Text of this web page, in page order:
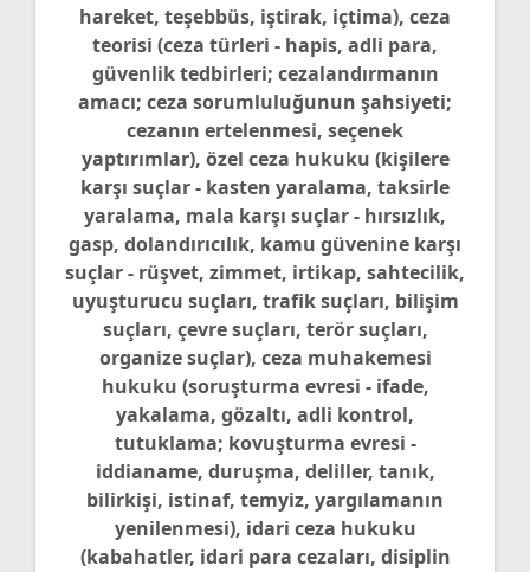
hareket, teşebbüs, iştirak, içtima), ceza
teorisi (ceza türleri - hapis, adli para,
güvenlik tedbirleri; cezalandırmanın
amacı; ceza sorumluluğunun şahsiyeti;
cezanın ertelenmesi, seçenek
yaptırımlar), özel ceza hukuku (kişilere
karşı suçlar - kasten yaralama, taksirle
yaralama, mala karşı suçlar - hırsızlık,
gasp, dolandırıcılık, kamu güvenine karşı
suçlar - rüşvet, zimmet, irtikap, sahtecilik,
uyuşturucu suçları, trafik suçları, bilişim
suçları, çevre suçları, terör suçları,
organize suçlar), ceza muhakemesi
hukuku (soruşturma evresi - ifade,
yakalama, gözaltı, adli kontrol,
tutuklama; kovuşturma evresi -
iddianame, duruşma, deliller, tanık,
bilirkişi, istinaf, temyiz, yargılamanın
yenilenmesi), idari ceza hukuku
(kabahatler, idari para cezaları, disiplin